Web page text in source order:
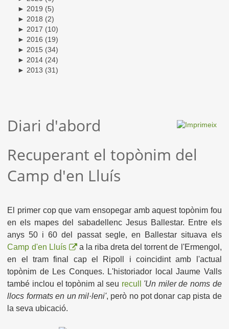
► 2019 (5)
► 2018 (2)
► 2017 (10)
► 2016 (19)
► 2015 (34)
► 2014 (24)
► 2013 (31)
Diari d'abord
Recuperant el topònim del
Camp d'en Lluís
El primer cop que vam ensopegar amb aquest topònim fou
en els mapes del sabadellenc Jesus Ballestar. Entre els
anys 50 i 60 del passat segle, en Ballestar situava els
Camp d'en Lluís
a la riba dreta del torrent de l'Ermengol,
en el tram final cap el Ripoll i coincidint amb l'actual
topònim de Les Conques. L'historiador local Jaume Valls
també inclou el topònim al seu recull
'Un miler de noms de
llocs formats en un mil·leni', però no pot donar cap pista de
la seva ubicació.